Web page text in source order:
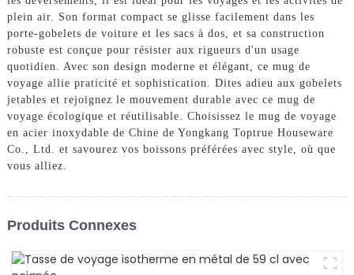
plein air. Son format compact se glisse facilement dans les
porte-gobelets de voiture et les sacs à dos, et sa construction
robuste est conçue pour résister aux rigueurs d'un usage
quotidien. Avec son design moderne et élégant, ce mug de
voyage allie praticité et sophistication. Dites adieu aux gobelets
jetables et rejoignez le mouvement durable avec ce mug de
voyage écologique et réutilisable. Choisissez le mug de voyage
en acier inoxydable de Chine de Yongkang Toptrue Houseware
Co., Ltd. et savourez vos boissons préférées avec style, où que
vous alliez.
Produits Connexes